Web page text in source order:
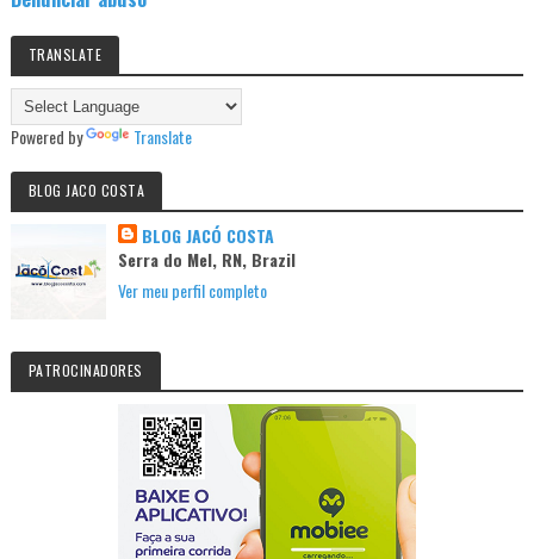
TRANSLATE
Powered by Translate
BLOG JACO COSTA
BLOG JACÓ COSTA
Serra do Mel, RN, Brazil
Ver meu perfil completo
PATROCINADORES